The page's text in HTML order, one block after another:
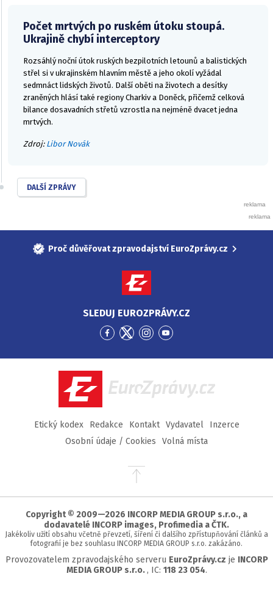
Počet mrtvých po ruském útoku stoupá.
Ukrajině chybí interceptory
Rozsáhlý noční útok ruských bezpilotních letounů a balistických
střel si v ukrajinském hlavním městě a jeho okolí vyžádal
sedmnáct lidských životů. Další oběti na životech a desítky
zraněných hlásí také regiony Charkiv a Doněck, přičemž celková
bilance dosavadních střetů vzrostla na nejméně dvacet jedna
mrtvých.
Zdroj: Libor Novák
DALŠÍ ZPRÁVY
Proč důvěřovat zpravodajství EuroZprávy.cz
SLEDUJ EUROZPRÁVY.CZ
Přejít
Facebook
Přejít
Twitter
Přejít
Instagram
Přejít
YouTube
EuroZprávy.cz
Etický kodex Redakce Kontakt Vydavatel
Inzerce
Osobní údaje / Cookies
Volná místa
Přejít
stránky
Copyright © 2009—2026 INCORP MEDIA GROUP s.r.o., a
dodavatelé INCORP images, Profimedia a ČTK.
Jakékoliv užití obsahu včetně převzetí, šíření či dalšího zpřístupňování článků a
fotografií je bez souhlasu INCORP MEDIA GROUP s.r.o. zakázáno.
Provozovatelem zpravodajského serveru EuroZprávy.cz je INCORP
MEDIA GROUP s.r.o. , IC: 118 23 054.